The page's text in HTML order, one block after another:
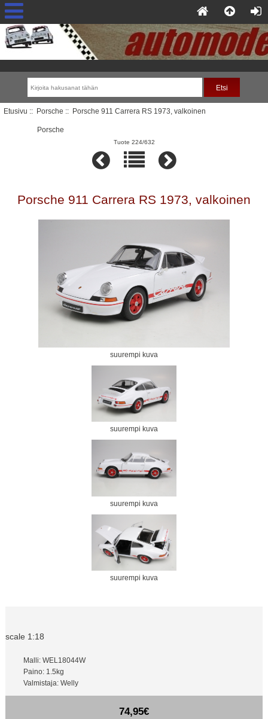
Etusivu :: Porsche :: Porsche 911 Carrera RS 1973, valkoinen
Porsche
Tuote 224/632
Porsche 911 Carrera RS 1973, valkoinen
suurempi kuva
suurempi kuva
suurempi kuva
suurempi kuva
scale 1:18
Malli: WEL18044W
Paino: 1.5kg
Valmistaja: Welly
74,95€